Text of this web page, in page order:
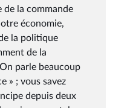
de la commande
économie,
la politique
de la
parle beaucoup
» ; vous savez
depuis deux